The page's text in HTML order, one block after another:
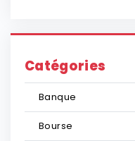
Catégories
Banque
Bourse